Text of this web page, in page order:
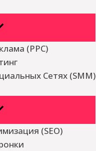
(PPC)
Сетях (SMM)
(SEO)